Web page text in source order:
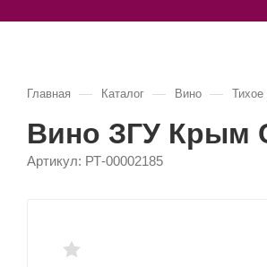
Главная — Каталог — Вино — Тихое
Вино ЗГУ Крым
Артикул: РТ-00002185